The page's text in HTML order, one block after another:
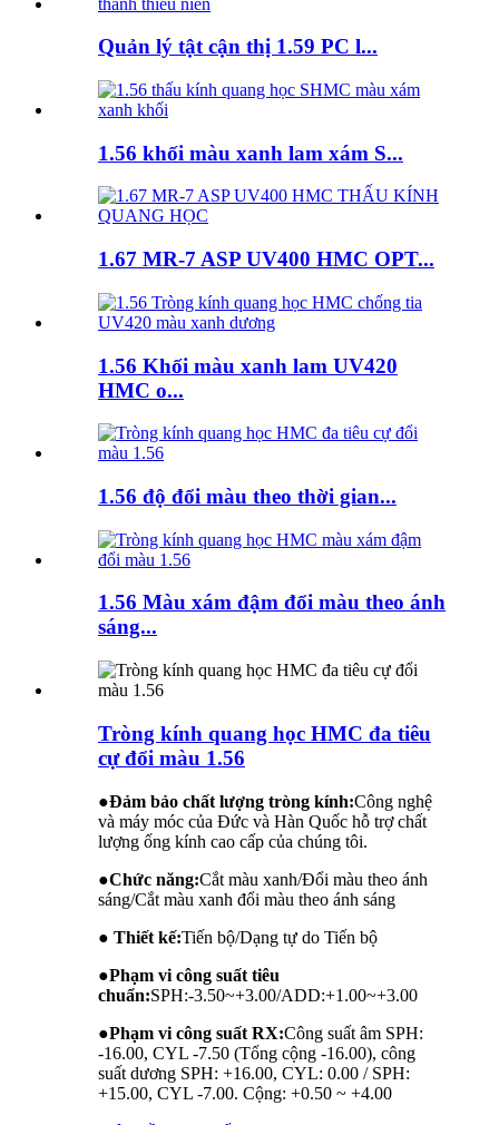
Quản lý tật cận thị 1.59 PC l...
1.56 khối màu xanh lam xám S...
1.67 MR-7 ASP UV400 HMC OPT...
1.56 Khối màu xanh lam UV420
HMC o...
1.56 độ đổi màu theo thời gian...
1.56 Màu xám đậm đổi màu theo ánh
sáng...
Tròng kính quang học HMC đa tiêu
cự đổi màu 1.56
●Đảm bảo chất lượng tròng kính:Công nghệ
và máy móc của Đức và Hàn Quốc hỗ trợ chất
lượng ống kính cao cấp của chúng tôi.
●Chức năng:Cắt màu xanh/Đổi màu theo ánh
sáng/Cắt màu xanh đổi màu theo ánh sáng
● Thiết kế:Tiến bộ/Dạng tự do Tiến bộ
●Phạm vi công suất tiêu
chuẩn:SPH:-3.50~+3.00/ADD:+1.00~+3.00
●Phạm vi công suất RX:Công suất âm SPH:
-16.00, CYL -7.50 (Tổng cộng -16.00), công
suất dương SPH: +16.00, CYL: 0.00 / SPH:
+15.00, CYL -7.00. Cộng: +0.50 ~ +4.00